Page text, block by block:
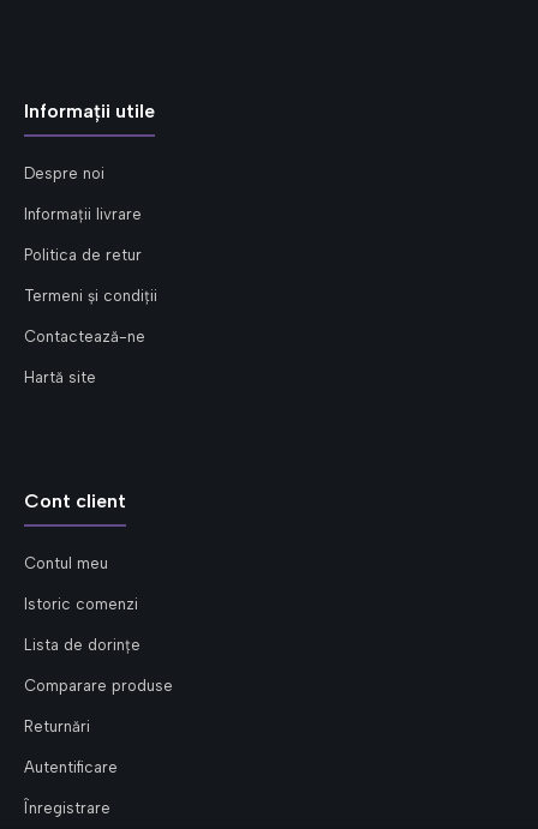
Informații utile
Despre noi
Informații livrare
Politica de retur
Termeni și condiții
Contactează-ne
Hartă site
Cont client
Contul meu
Istoric comenzi
Lista de dorințe
Comparare produse
Returnări
Autentificare
Înregistrare